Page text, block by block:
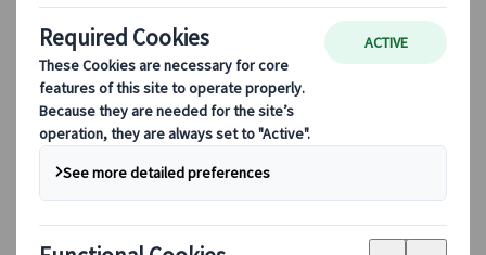
Saisonale Reisetipps
Highlights des Reiseziels
Kulturelle Einblicke
Kulinarische Erlebnisse
Entdecke Japan mit dem Zug
Häufig gestellte Fragen
Wichtige Informationen
Etikette in Japan
Autofahren in Japan
Bei uns buchen
Japan Rail Pass
Unterkunft
Online-Beratung